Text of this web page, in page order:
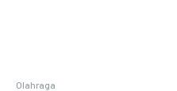
Olahraga